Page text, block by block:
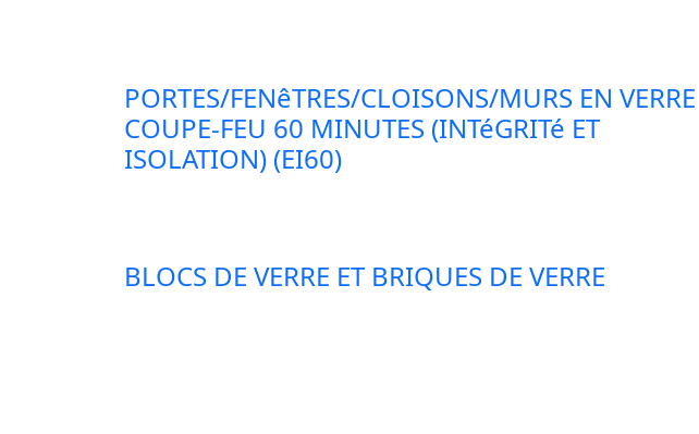
PORTES/FENêTRES/CLOISONS/MURS EN VERRE
COUPE-FEU 60 MINUTES (INTéGRITé ET
ISOLATION) (EI60)
BLOCS DE VERRE ET BRIQUES DE VERRE